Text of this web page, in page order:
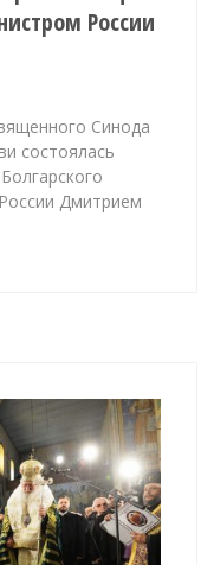
России
Синода
состоялась
Дмитрием